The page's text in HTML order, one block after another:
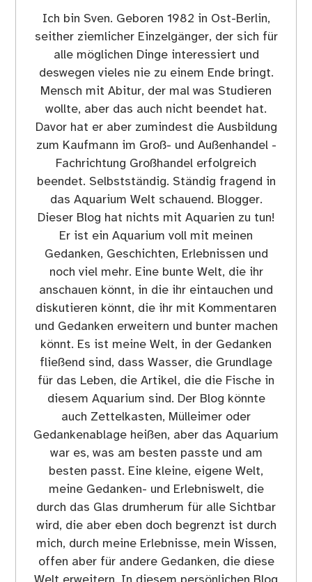
Ich bin Sven. Geboren 1982 in Ost-Berlin,
seither ziemlicher Einzelgänger, der sich für
alle möglichen Dinge interessiert und
deswegen vieles nie zu einem Ende bringt.
Mensch mit Abitur, der mal was Studieren
wollte, aber das auch nicht beendet hat.
Davor hat er aber zumindest die Ausbildung
zum Kaufmann im Groß- und Außenhandel -
Fachrichtung Großhandel erfolgreich
beendet. Selbstständig. Ständig fragend in
das Aquarium Welt schauend. Blogger.
Dieser Blog hat nichts mit Aquarien zu tun!
Er ist ein Aquarium voll mit meinen
Gedanken, Geschichten, Erlebnissen und
noch viel mehr. Eine bunte Welt, die ihr
anschauen könnt, in die ihr eintauchen und
diskutieren könnt, die ihr mit Kommentaren
und Gedanken erweitern und bunter machen
könnt. Es ist meine Welt, in der Gedanken
fließend sind, dass Wasser, die Grundlage
für das Leben, die Artikel, die die Fische in
diesem Aquarium sind. Der Blog könnte
auch Zettelkasten, Mülleimer oder
Gedankenablage heißen, aber das Aquarium
war es, was am besten passte und am
besten passt. Eine kleine, eigene Welt,
meine Gedanken- und Erlebniswelt, die
durch das Glas drumherum für alle Sichtbar
wird, die aber eben doch begrenzt ist durch
mich, durch meine Erlebnisse, mein Wissen,
offen aber für andere Gedanken, die diese